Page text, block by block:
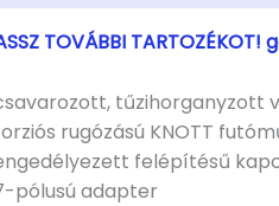
TOVÁBBI
tűzihorganyzott
rugózású KNOTT
felépítésű
pólusú adapter